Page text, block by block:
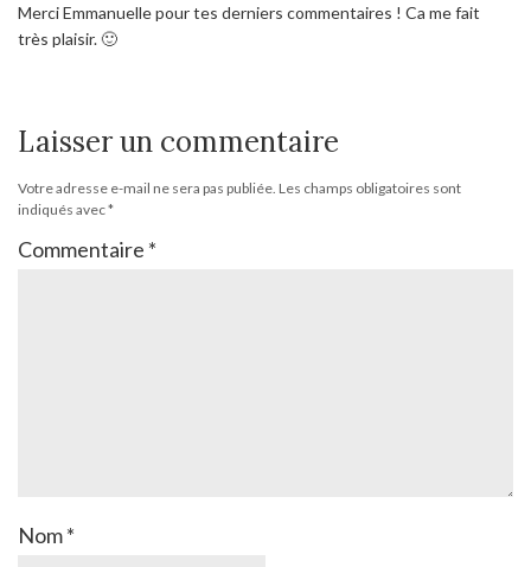
Merci Emmanuelle pour tes derniers commentaires ! Ca me fait
très plaisir. 🙂
Laisser un commentaire
Votre adresse e-mail ne sera pas publiée. Les champs obligatoires sont
indiqués avec*
Commentaire *
Nom*